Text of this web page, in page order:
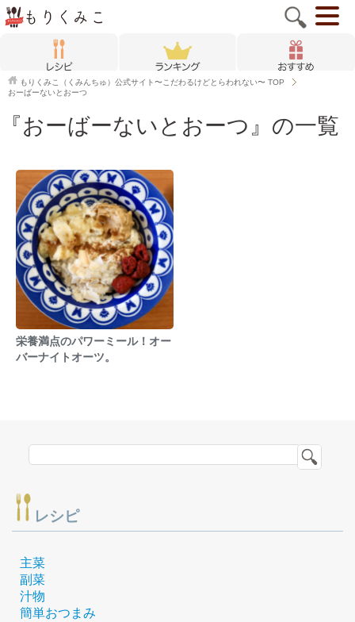
もりくみこ（くみんちゅ）公式サイト〜こだわるけどとらわれない〜 TOP
おーばーないとおーつ
『おーばーないとおーつ』の一覧
栄養満点のパワーミール！オー
バーナイトオーツ。
レシピ
主菜
副菜
汁物
簡単おつまみ